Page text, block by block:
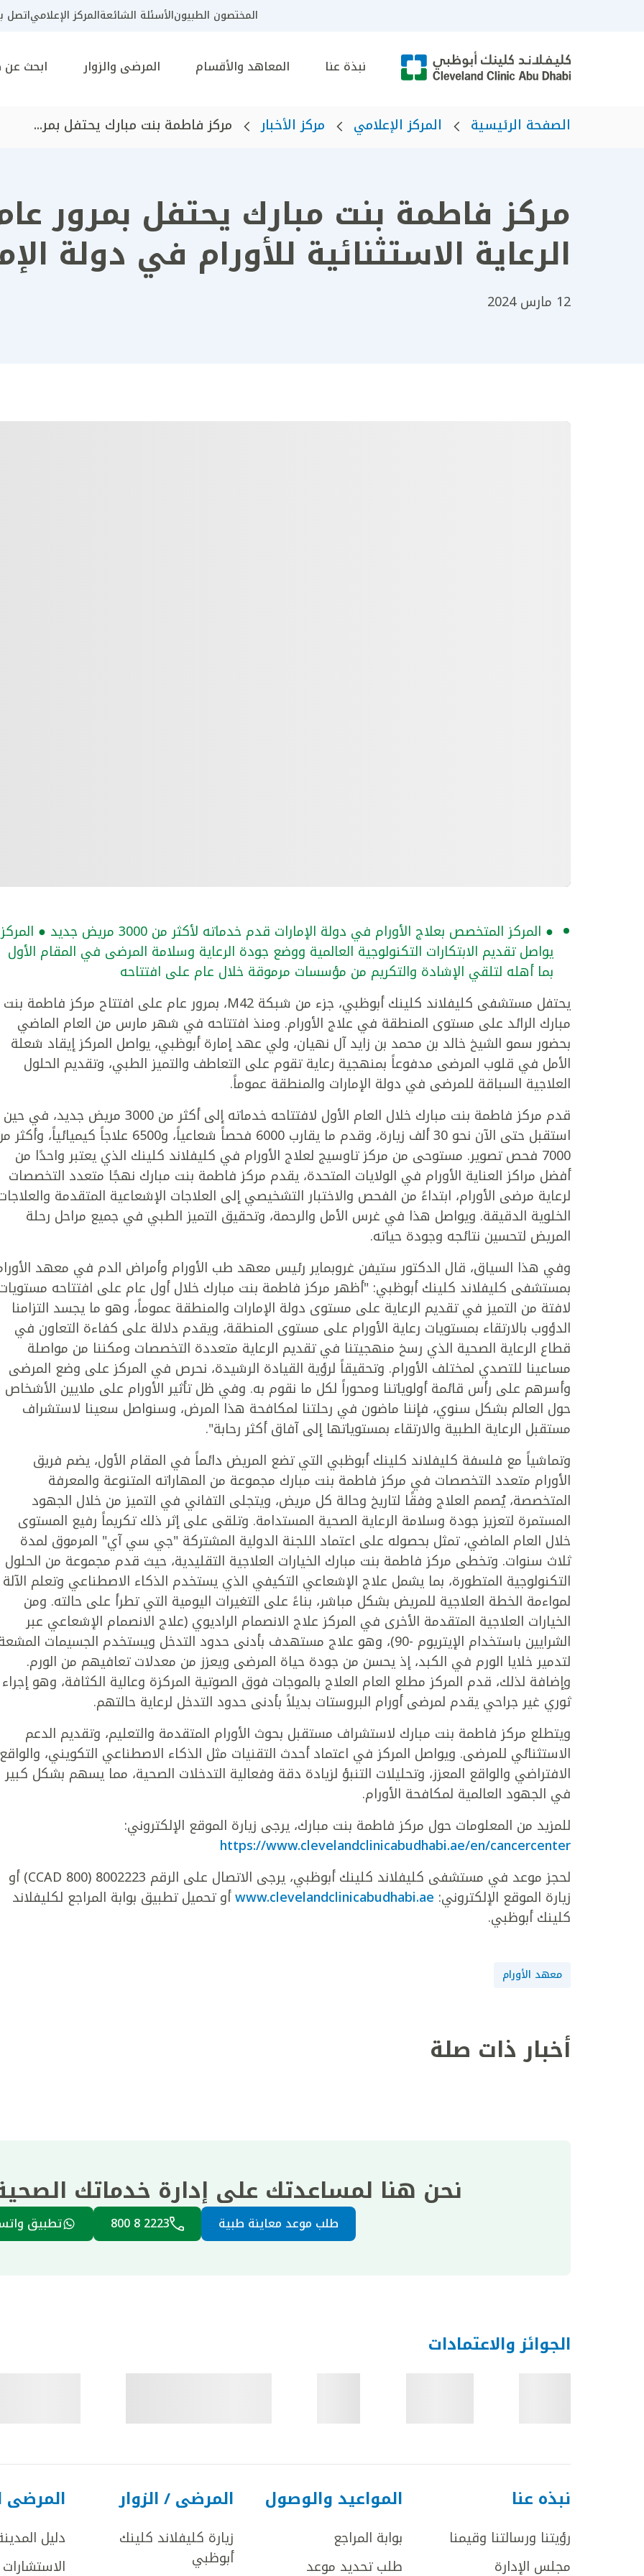
المختصون الطبيونالأسئلة الشائعةالمركز الإعلامياتصل
نبذة عنا المعاهد والأقسام المرضى والزوار ابحث
الصفحة الرئيسية المركز الإعلامي مركز الأخبار مركز فاطمة بنت مبارك يحتفل بمر...
مركز فاطمة بنت مبارك يحتفل بمرور
الرعاية الاستثنائية للأورام في دولة
12 مارس 2024
● المركز المتخصص بعلاج الأورام في دولة الإمارات قدم خدماته لأكثر من 3000 مريض جديد ● المركز
يواصل تقديم الابتكارات التكنولوجية العالمية ووضع جودة الرعاية وسلامة المرضى في المقام الأول
بما أهله لتلقي الإشادة والتكريم من مؤسسات مرموقة خلال عام على افتتاحه
يحتفل مستشفى كليفلاند كلينك أبوظبي، جزء من شبكة M42، بمرور عام على افتتاح مركز فاطمة بنت
مبارك الرائد على مستوى المنطقة في علاج الأورام. ومنذ افتتاحه في شهر مارس من العام الماضي
بحضور سمو الشيخ خالد بن محمد بن زايد آل نهيان، ولي عهد إمارة أبوظبي، يواصل المركز إيقاد شعلة
الأمل في قلوب المرضى مدفوعاً بمنهجية رعاية تقوم على التعاطف والتميز الطبي، وتقديم الحلول
العلاجية السباقة للمرضى في دولة الإمارات والمنطقة عموماً.
قدم مركز فاطمة بنت مبارك خلال العام الأول لافتتاحه خدماته إلى أكثر من 3000 مريض جديد، في حين
استقبل حتى الآن نحو 30 ألف زيارة، وقدم ما يقارب 6000 فحصاً شعاعياً، و6500 علاجاً كيميائياً،
7000 فحص تصوير. مستوحى من مركز تاوسيج لعلاج الأورام في كليفلاند كلينك الذي يعتبر واحدًا من
أفضل مراكز العناية الأورام في الولايات المتحدة، يقدم مركز فاطمة بنت مبارك نهجًا متعدد التخصصات
لرعاية مرضى الأورام، ابتداءً من الفحص والاختبار التشخيصي إلى العلاجات الإشعاعية المتقدمة
الخلوية الدقيقة. ويواصل هذا في غرس الأمل والرحمة، وتحقيق التميز الطبي في جميع مراحل رحلة
المريض لتحسين نتائجه وجودة حياته.
وفي هذا السياق، قال الدكتور ستيفن غروبماير رئيس معهد طب الأورام وأمراض الدم في معهد
بمستشفى كليفلاند كلينك أبوظبي: "أظهر مركز فاطمة بنت مبارك خلال أول عام على افتتاحه
لافتة من التميز في تقديم الرعاية على مستوى دولة الإمارات والمنطقة عموماً، وهو ما يجسد التزامنا
الدؤوب بالارتقاء بمستويات رعاية الأورام على مستوى المنطقة، ويقدم دلالة على كفاءة التعاون في
قطاع الرعاية الصحية الذي رسخ منهجيتنا في تقديم الرعاية متعددة التخصصات ومكننا من مواصلة
مساعينا للتصدي لمختلف الأورام. وتحقيقاً لرؤية القيادة الرشيدة، نحرص في المركز على وضع المرضى
وأسرهم على رأس قائمة أولوياتنا ومحوراً لكل ما نقوم به. وفي ظل تأثير الأورام على ملايين الأشخاص
حول العالم بشكل سنوي، فإننا ماضون في رحلتنا لمكافحة هذا المرض، وسنواصل سعينا لاستشراف
مستقبل الرعاية الطبية والارتقاء بمستوياتها إلى آفاق أكثر رحابة".
وتماشياً مع فلسفة كليفلاند كلينك أبوظبي التي تضع المريض دائماً في المقام الأول، يضم فريق
الأورام متعدد التخصصات في مركز فاطمة بنت مبارك مجموعة من المهاراته المتنوعة والمعرفة
المتخصصة، يُصمم العلاج وفقًا لتاريخ وحالة كل مريض، ويتجلى التفاني في التميز من خلال الجهود
المستمرة لتعزيز جودة وسلامة الرعاية الصحية المستدامة. وتلقى على إثر ذلك تكريماً رفيع المستوى
خلال العام الماضي، تمثل بحصوله على اعتماد اللجنة الدولية المشتركة "جي سي آي" المرموق لمدة
ثلاث سنوات. وتخطى مركز فاطمة بنت مبارك الخيارات العلاجية التقليدية، حيث قدم مجموعة من الحلول
التكنولوجية المتطورة، بما يشمل علاج الإشعاعي التكيفي الذي يستخدم الذكاء الاصطناعي وتعلم الآلة
لمواءمة الخطة العلاجية للمريض بشكل مباشر، بناءً على التغيرات اليومية التي تطرأ على حالته. ومن
الخيارات العلاجية المتقدمة الأخرى في المركز علاج الانصمام الراديوي (علاج الانصمام الإشعاعي عبر
الشرايين باستخدام الإيتريوم -90)، وهو علاج مستهدف بأدنى حدود التدخل ويستخدم الجسيمات
لتدمير خلايا الورم في الكبد، إذ يحسن من جودة حياة المرضى ويعزز من معدلات تعافيهم من الورم.
وإضافة لذلك، قدم المركز مطلع العام العلاج بالموجات فوق الصوتية المركزة وعالية الكثافة، وهو إجراء
ثوري غير جراحي يقدم لمرضى أورام البروستات بديلاً بأدنى حدود التدخل لرعاية حالتهم.
ويتطلع مركز فاطمة بنت مبارك لاستشراف مستقبل بحوث الأورام المتقدمة والتعليم، وتقديم الدعم
الاستثنائي للمرضى. ويواصل المركز في اعتماد أحدث التقنيات مثل الذكاء الاصطناعي التكويني، والواقع
الافتراضي والواقع المعزز، وتحليلات التنبؤ لزيادة دقة وفعالية التدخلات الصحية، مما يسهم بشكل كبير
في الجهود العالمية لمكافحة الأورام.
للمزيد من المعلومات حول مركز فاطمة بنت مبارك، يرجى زيارة الموقع الإلكتروني:
https://www.clevelandclinicabudhabi.ae/en/cancercenter
لحجز موعد في مستشفى كليفلاند كلينك أبوظبي، يرجى الاتصال على الرقم 8002223 (800 CCAD) أو
زيارة الموقع الإلكتروني: www.clevelandclinicabudhabi.aeأو تحميل تطبيق بوابة المراجع لكليفلاند
كلينك أبوظبي.
معهد الأورام
أخبار ذات صلة
نحن هنا لمساعدتك على إدارة خدماتك
طلب موعد معاينة طبية 2223 8 800 تطبيق
الجوائز والاعتمادات
نبذه عنا
رؤيتنا ورسالتنا وقيمنا
مجلس الإدارة
المواعيد والوصول
بوابة المراجع
طلب تحديد موعد
المرضى / الزوار
زيارة كليفلاند كلينك
أبوظبي
المرضى
دليل
الاستشارات